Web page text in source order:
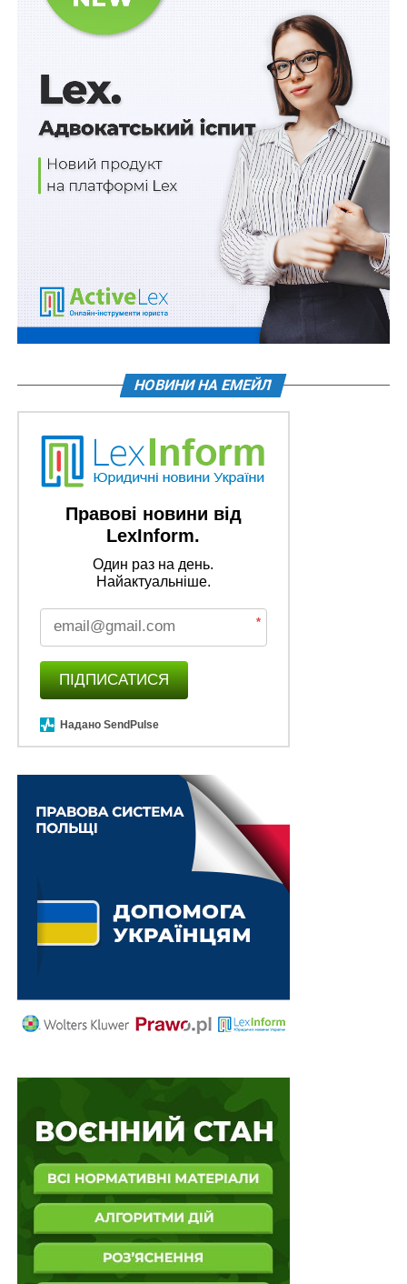
НОВИНИ НА ЕМЕЙЛ
Правові новини від
LexInform.
Один раз на день.
Найактуальніше.
*
ПІДПИСАТИСЯ
Надано SendPulse